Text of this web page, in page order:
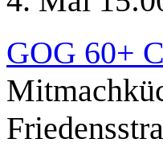
GOG 60+